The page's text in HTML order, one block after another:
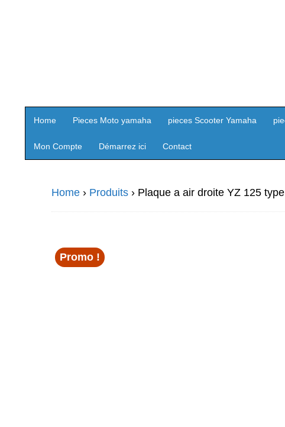
Home Pieces Moto yamaha pieces Scooter Yamaha
Mon Compte Démarrez ici Contact
Home › Produits › Plaque a air droite YZ 125
Promo !